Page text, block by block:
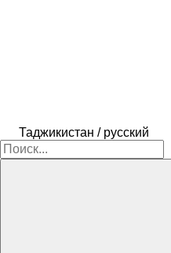
Таджикистан / русский